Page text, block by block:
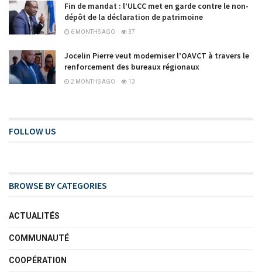
Fin de mandat : l’ULCC met en garde contre le non-
dépôt de la déclaration de patrimoine
6 MONTHS AGO 37
Jocelin Pierre veut moderniser l’OAVCT à travers le
renforcement des bureaux régionaux
2 MONTHS AGO 13
FOLLOW US
BROWSE BY CATEGORIES
ACTUALITÉS
COMMUNAUTÉ
COOPÉRATION